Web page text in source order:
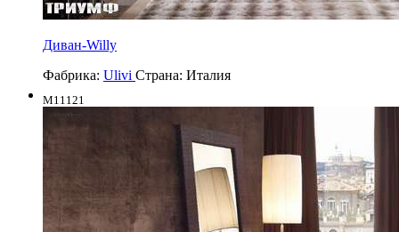
Диван-Willy
Фабрика: Ulivi Страна: Италия
M11121